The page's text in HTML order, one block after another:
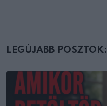
LEGÚJABB POSZTOK: